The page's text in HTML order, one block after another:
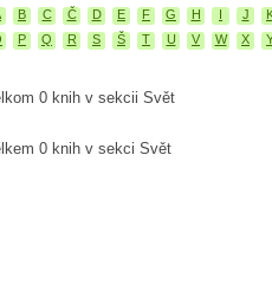
B C Č D E F G H J
P Q R S Š T U V W X
0 knih v sekcii Svět
0 knih v sekci Svět